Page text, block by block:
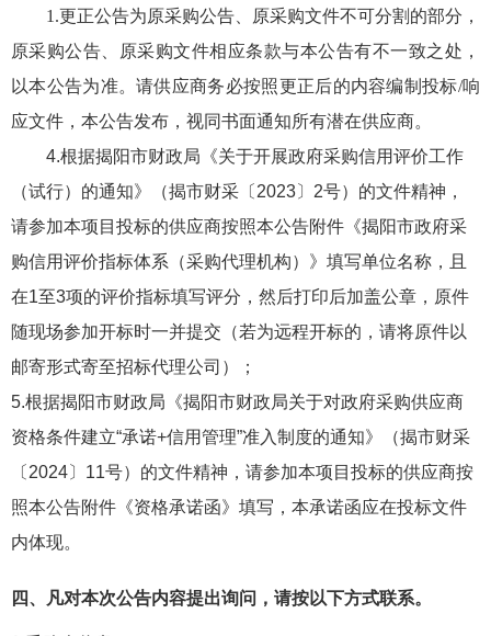
1.更正公告为原采购公告、原采购文件不可分割的部分，
原采购公告、原采购文件相应条款与本公告有不一致之处，
以本公告为准。请供应商务必按照更正后的内容编制投标/响
应文件，本公告发布，视同书面通知所有潜在供应商。
4.根据揭阳市财政局《关于开展政府采购信用评价工作
（试行）的通知》（揭市财采〔2023〕2号）的文件精神，
请参加本项目投标的供应商按照本公告附件《揭阳市政府采
购信用评价指标体系（采购代理机构）》填写单位名称，且
在1至3项的评价指标填写评分，然后打印后加盖公章，原件
随现场参加开标时一并提交（若为远程开标的，请将原件以
邮寄形式寄至招标代理公司 ）
；
5.根据揭阳市财政局《揭阳市财政局关于对政府采购供应商
资格条件建立“承诺+信用管理”准入制度的通知》（揭市财采
〔2024〕 11号）的文件精神，请参加本项目投标的供应商按
照本公告附件《资格承诺函》 填写 ， 本承诺函应在投标文件
内体现。
四、凡对本次公告内容提出询问，请按以下方式联系。